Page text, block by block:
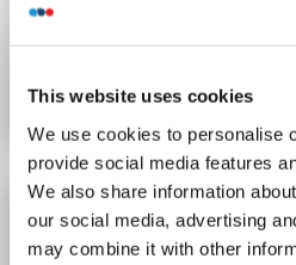
This website uses cookies
We use cookies to personalise
provide social media features
We also share information
our social media, advertising
may combine it with other
Fiche technique
KDELC1 anticorps
KDELC1 Reactivité: Humain